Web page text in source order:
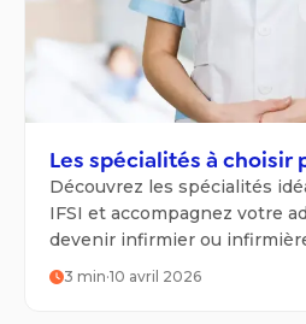
Les spécialités à choisir
Découvrez les spécialités
IFSI et accompagnez votre
devenir infirmier ou
3 min·10 avril 2026